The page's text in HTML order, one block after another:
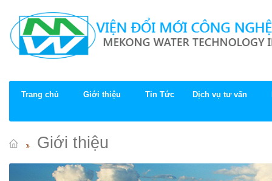
Trang chủ Giới thiệu Tin Tức Dịch vụ tư vấn
Giới thiệu